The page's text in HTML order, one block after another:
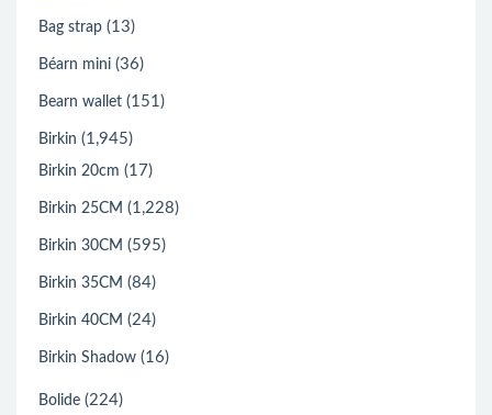
Bag strap (13)
Béarn mini (36)
Bearn wallet (151)
Birkin (1,945)
Birkin 20cm (17)
Birkin 25CM (1,228)
Birkin 30CM (595)
Birkin 35CM (84)
Birkin 40CM (24)
Birkin Shadow (16)
Bolide (224)